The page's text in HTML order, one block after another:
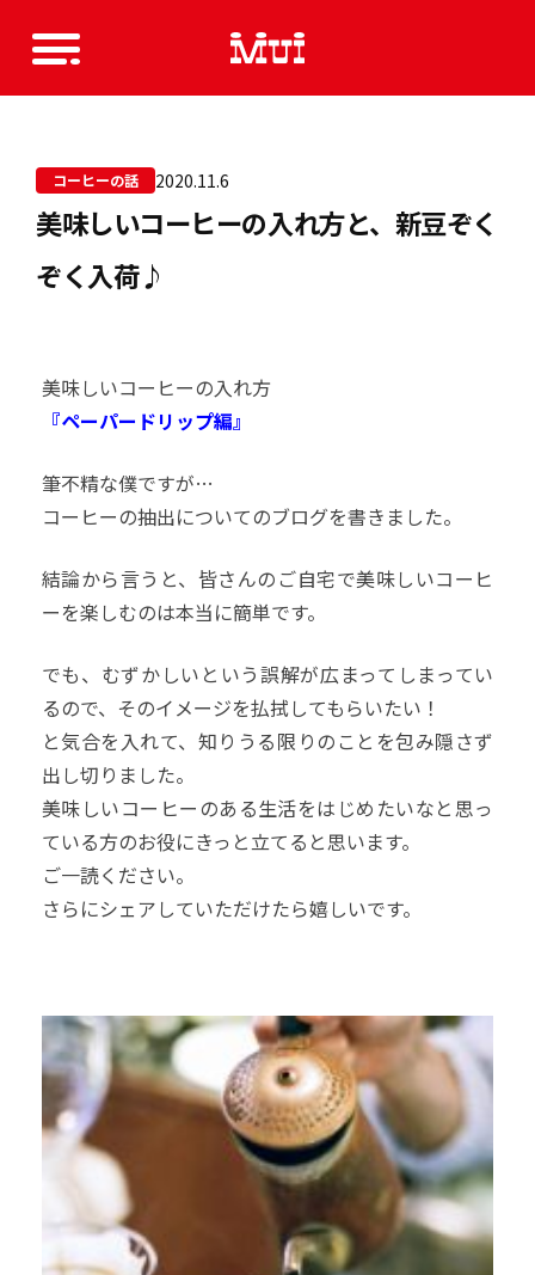
コーヒーの話 2020.11.6
美味しいコーヒーの入れ方と、新豆ぞく
ぞく入荷♪
美味しいコーヒーの入れ方
『ペーパードリップ編』
筆不精な僕ですが…
コーヒーの抽出についてのブログを書きました。
結論から言うと、皆さんのご自宅で美味しいコーヒ
ーを楽しむのは本当に簡単です。
でも、むずかしいという誤解が広まってしまってい
るので、そのイメージを払拭してもらいたい！
と気合を入れて、知りうる限りのことを包み隠さず
出し切りました。
美味しいコーヒーのある生活をはじめたいなと思っ
ている方のお役にきっと立てると思います。
ご一読ください。
さらにシェアしていただけたら嬉しいです。